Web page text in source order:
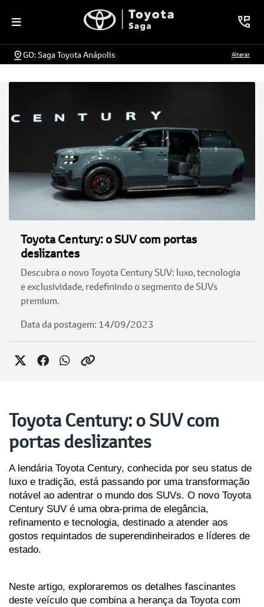
GO: Saga Toyota Anápolis Alterar
Toyota Century: o SUV com portas
deslizantes
Descubra o novo Toyota Century SUV: luxo, tecnologia
e exclusividade, redefinindo o segmento de SUVs
premium.
Data da postagem: 14/09/2023
Toyota Century: o SUV com
portas deslizantes
A lendária Toyota Century, conhecida por seu status de
luxo e tradição, está passando por uma transformação
notável ao adentrar o mundo dos SUVs. O novo Toyota
Century SUV é uma obra-prima de elegância,
refinamento e tecnologia, destinado a atender aos
gostos requintados de superendinheirados e líderes de
estado.
Neste artigo, exploraremos os detalhes fascinantes
deste veículo que combina a herança da Toyota com